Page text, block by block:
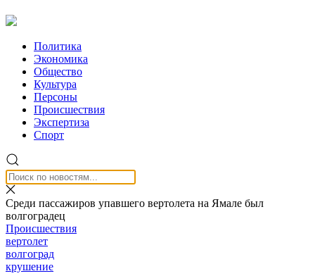
Политика
Экономика
Общество
Культура
Персоны
Происшествия
Экспертиза
Спорт
Среди пассажиров упавшего вертолета на Ямале был
волгоградец
Происшествия
вертолет
волгоград
крушение